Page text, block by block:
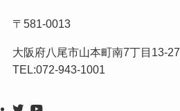
〒581-0013
大阪府八尾市山本町南7丁目13-27
TEL:072-943-1001